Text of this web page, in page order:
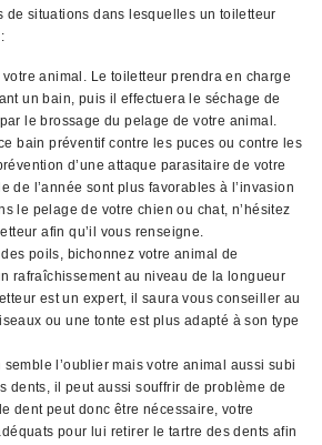
de situations dans lesquelles un toiletteur
animal. Le toiletteur prendra en charge
un bain, puis il effectuera le séchage de
le brossage du pelage de votre animal.
bain préventif contre les puces ou contre les
d’une attaque parasitaire de votre
de l’année sont plus favorables à l’invasion
le pelage de votre chien ou chat, n’hésitez
afin qu’il vous renseigne.
poils, bichonnez votre animal de
rafraîchissement au niveau de la longueur
est un expert, il saura vous conseiller au
ou une tonte est plus adapté à son type
l’oublier mais votre animal aussi subi
dents, il peut aussi souffrir de problème de
dent peut donc être nécessaire, votre
pour lui retirer le tartre des dents afin